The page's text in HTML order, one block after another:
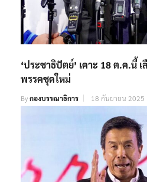
‘ประชาธิปัตย์’ เคาะ 18 ต.ค.นี้
พรรคชุดใหม่
Byกองบรรณาธิการ 18 กันยายน 2025